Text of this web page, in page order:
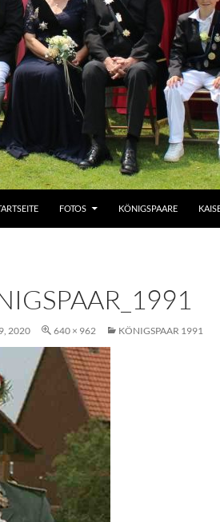
FOTOS KÖNIGSPAARE
2020 640 × 962 KÖNIGSPAAR 1991